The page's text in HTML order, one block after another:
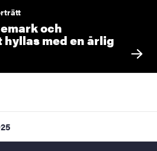
och
med en årlig